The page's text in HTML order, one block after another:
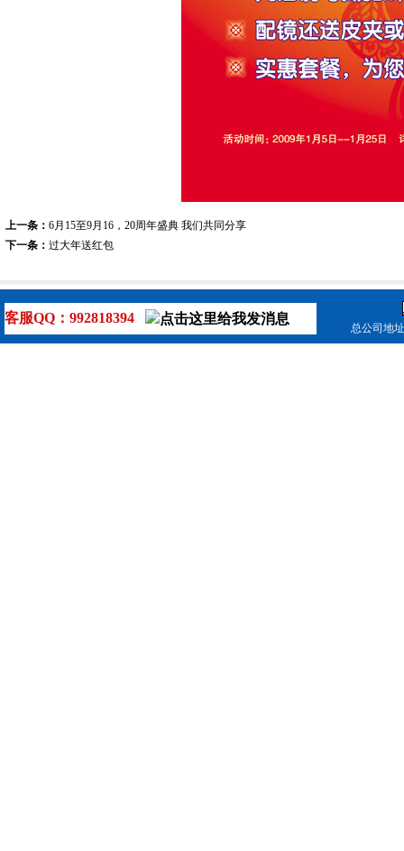
上一条： 6月15至9月16，20周年盛典 我们共同分享
下一条： 过大年送红包
总公司地
客服QQ：992818394